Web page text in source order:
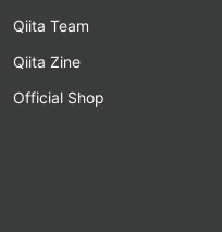
Qiita Team
Qiita Zine
Official Shop